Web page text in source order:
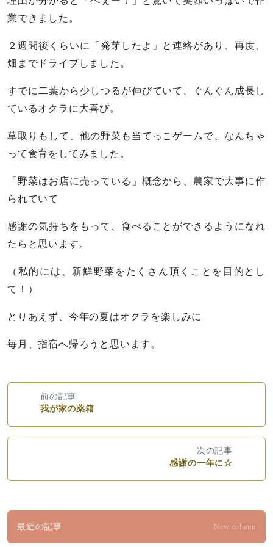
業できました。
２週間後くらいに「発芽したよ」と連絡があり、再度、
畑までドライブしました。
すでに二葉から少しつるが伸びていて、ぐんぐん成長し
ているオクラに大喜び。
草取りもして、他の野菜も当てっこゲームで、なんちゃ
って食育をしてみました。
「野菜はお店に売っている」概念から、農家で大事に作
られていて
感謝の気持ちをもって、食べることができるようになれ
たらと思います。
（私的には、新鮮野菜をたくさん頂くことを目的とし
て！）
とりあえず、今年の夏はオクラを楽しみに
毎月、指宿へ帰ろうと思います。
前の記事
我が家の薬箱
次の記事
感謝の一年に☆
最近の記事 New column